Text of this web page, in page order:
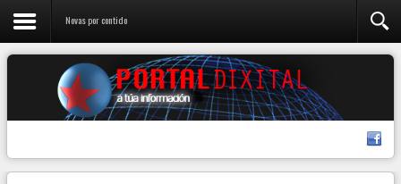
Novas por contido